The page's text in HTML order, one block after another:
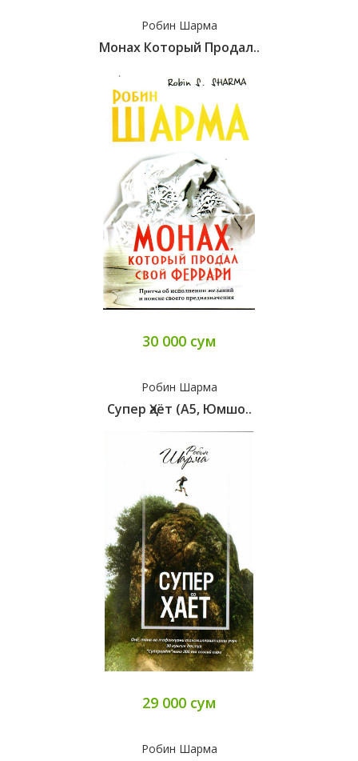
Робин Шарма
Монах Который Продал..
30 000 сум
Робин Шарма
Супер Ҳаёт (А5, Юмшо..
29 000 сум
Робин Шарма